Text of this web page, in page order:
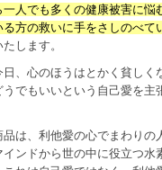
人でも多くの健康被害に悩
方の救いに手をさしのべて
します。
、心のほうはとかく貧しく
でもいいという自己愛を主
は、利他愛の心でまわりの
ンドから世の中に役立つ水